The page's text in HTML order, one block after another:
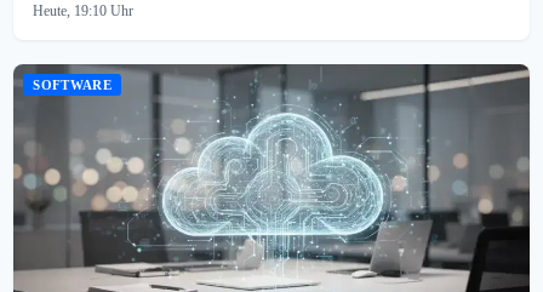
Heute, 19:10 Uhr
SOFTWARE